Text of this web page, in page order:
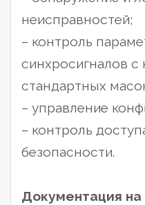
неисправностей;
– контроль
синхросигналов
стандартных
– управление
– контроль
безопасности.
Документация на